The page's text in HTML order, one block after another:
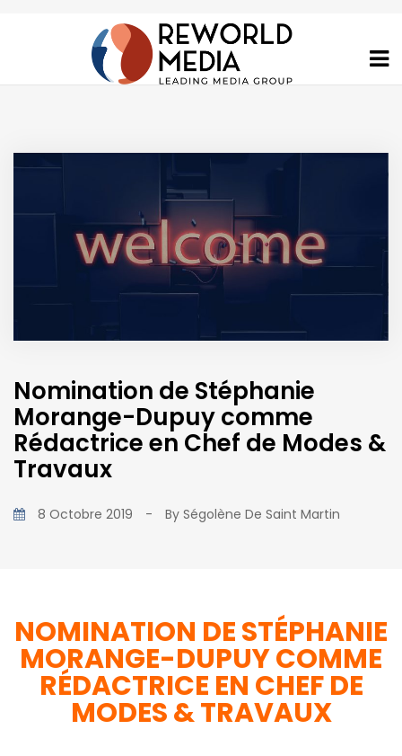
Nomination de Stéphanie
Morange-Dupuy comme
Rédactrice en Chef de Modes &
Travaux
8 Octobre 2019 - By Ségolène De Saint Martin
NOMINATION DE STÉPHANIE
MORANGE-DUPUYCOMME
RÉDACTRICE EN CHEF DE
MODES & TRAVAUX